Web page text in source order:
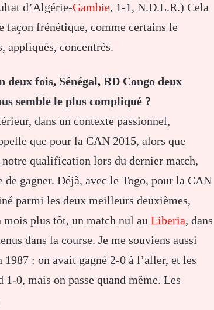
d’Algérie-Gambie, 1-1, N.D.L.R.) Cela
façon frénétique, comme certains le
appliqués, concentrés.
fois, Sénégal, RD Congo deux
semble le plus compliqué ?
dans un contexte passionnel,
que pour la CAN 2015, alors que
notre qualification lors du dernier match,
gagner. Déjà, avec le Togo, pour la CAN
parmi les deux meilleurs deuxièmes,
plus tôt, un match nul au Liberia, dans
dans la course. Je me souviens aussi
1987 : on avait gagné 2-0 à l’aller, et les
0, mais on passe quand même. Les